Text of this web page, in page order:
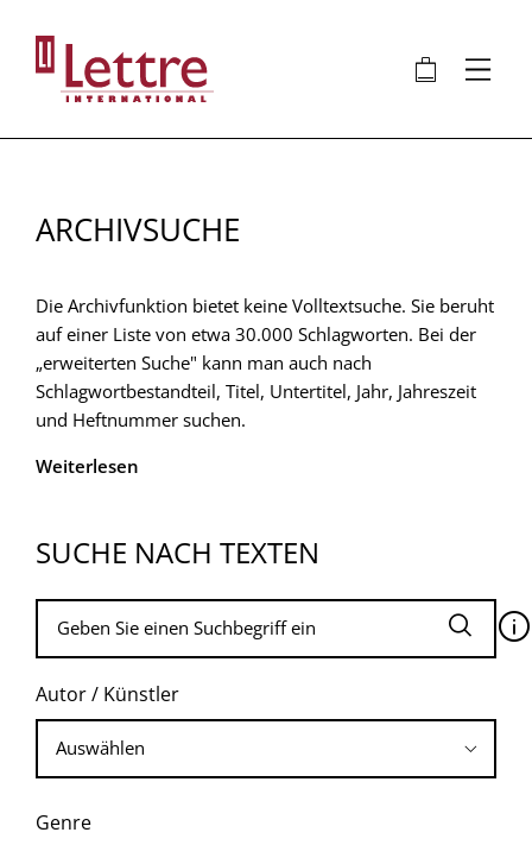
Inhalt
🛍 ⋮
ARCHIVSUCHE
Die Archivfunktion bietet keine Volltextsuche. Sie beruht
auf einer Liste von etwa 30.000 Schlagworten. Bei der
„erweiterten Suche" kann man auch nach
Schlagwortbestandteil, Titel, Untertitel, Jahr, Jahreszeit
und Heftnummer suchen.
Weiterlesen
SUCHE NACH TEXTEN
🛈
Autor / Künstler
Genre